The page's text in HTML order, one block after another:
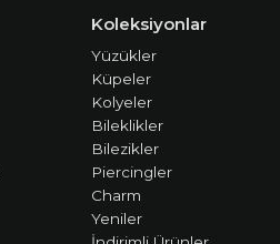
Koleksiyonlar
Yüzükler
Küpeler
Kolyeler
Bileklikler
Bilezikler
Piercingler
Charm
Yeniler